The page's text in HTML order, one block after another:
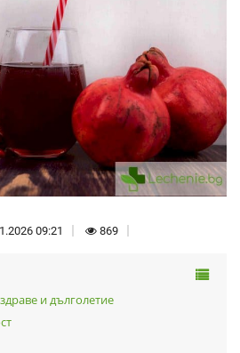
09:21 869
и дълголетие